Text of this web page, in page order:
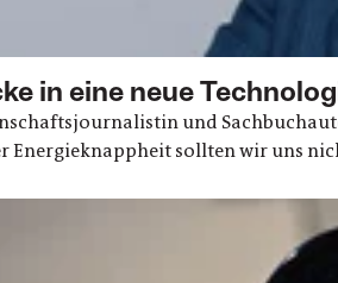
in eine neue
und
Energieknappheit sollten wir uns